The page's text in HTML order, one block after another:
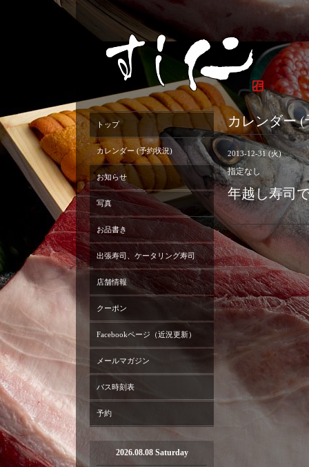
カレンダー
2013-12-31 (火)
指定なし
年越し寿司
トップ
カレンダー (予約状況)
お知らせ
写真
お品書き
出張寿司、ケータリング寿司
店舗情報
クーポン
Facebookページ（近況更新）
メールマガジン
バス時刻表
予約
2026.08.08 Saturday